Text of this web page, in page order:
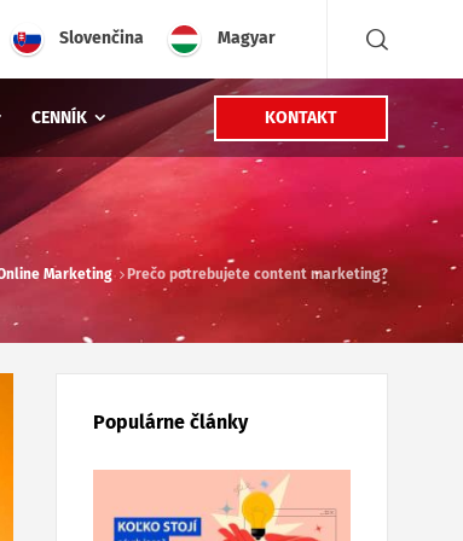
Slovenčina Magyar
CENNÍK KONTAKT
Marketing Prečo potrebujete content marketing?
Populárne články